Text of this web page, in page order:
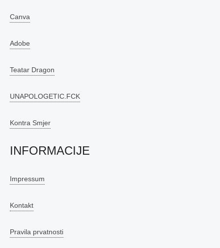
Canva
Adobe
Teatar Dragon
UNAPOLOGETIC.FCK
Kontra Smjer
INFORMACIJE
Impressum
Kontakt
Pravila prvatnosti